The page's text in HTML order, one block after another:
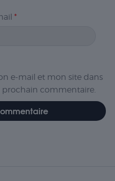
*
e-mail et mon site dans
commentaire.